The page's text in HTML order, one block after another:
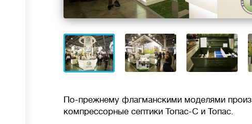
По-прежнему флагманскими моделями
компрессорные септики Топас-С и Топас.